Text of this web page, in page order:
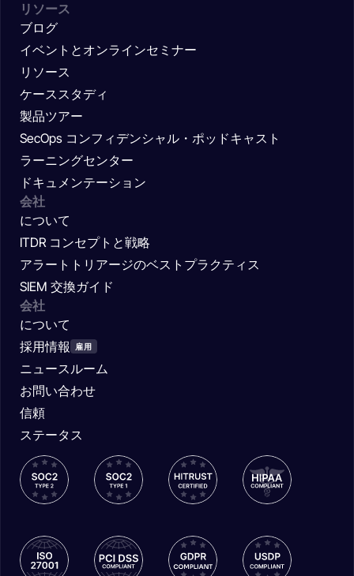
リソース
ブログ
イベントとオンラインセミナー
リソース
ケーススタディ
製品ツアー
SecOps コンフィデンシャル・ポッドキャスト
ラーニングセンター
ドキュメンテーション
会社
について
ITDR コンセプトと戦略
アラートトリアージのベストプラクティス
SIEM 交換ガイド
会社
について
採用情報
雇用
ニュースルーム
お問い合わせ
信頼
ステータス